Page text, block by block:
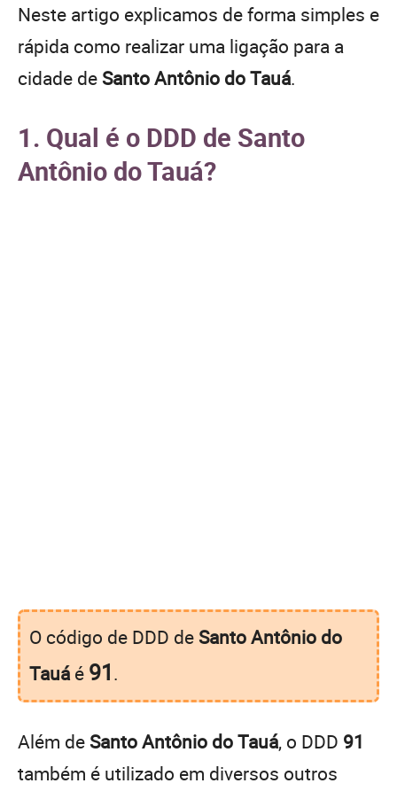
Neste artigo explicamos de forma simples e
rápida como realizar uma ligação para a
cidade de Santo Antônio do Tauá.
1. Qual é o DDD de Santo
Antônio do Tauá?
O código de DDD de Santo Antônio do
Tauá é 91.
Além de Santo Antônio do Tauá, o DDD 91
também é utilizado em diversos outros